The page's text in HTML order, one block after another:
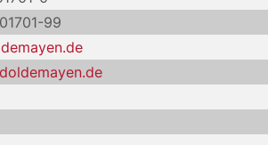
99